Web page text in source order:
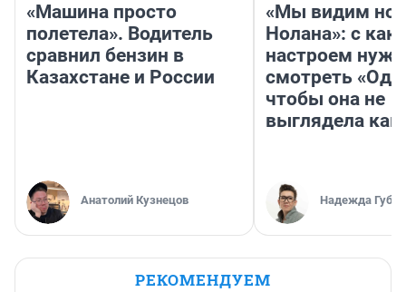
«Машина просто
полетела». Водитель
сравнил бензин в
Казахстане и России
Анатолий Кузнецов
«Мы видим
Нолана»: с
настроем
смотреть
чтобы она не
выглядела как
Надежда
РЕКОМЕНДУЕМ